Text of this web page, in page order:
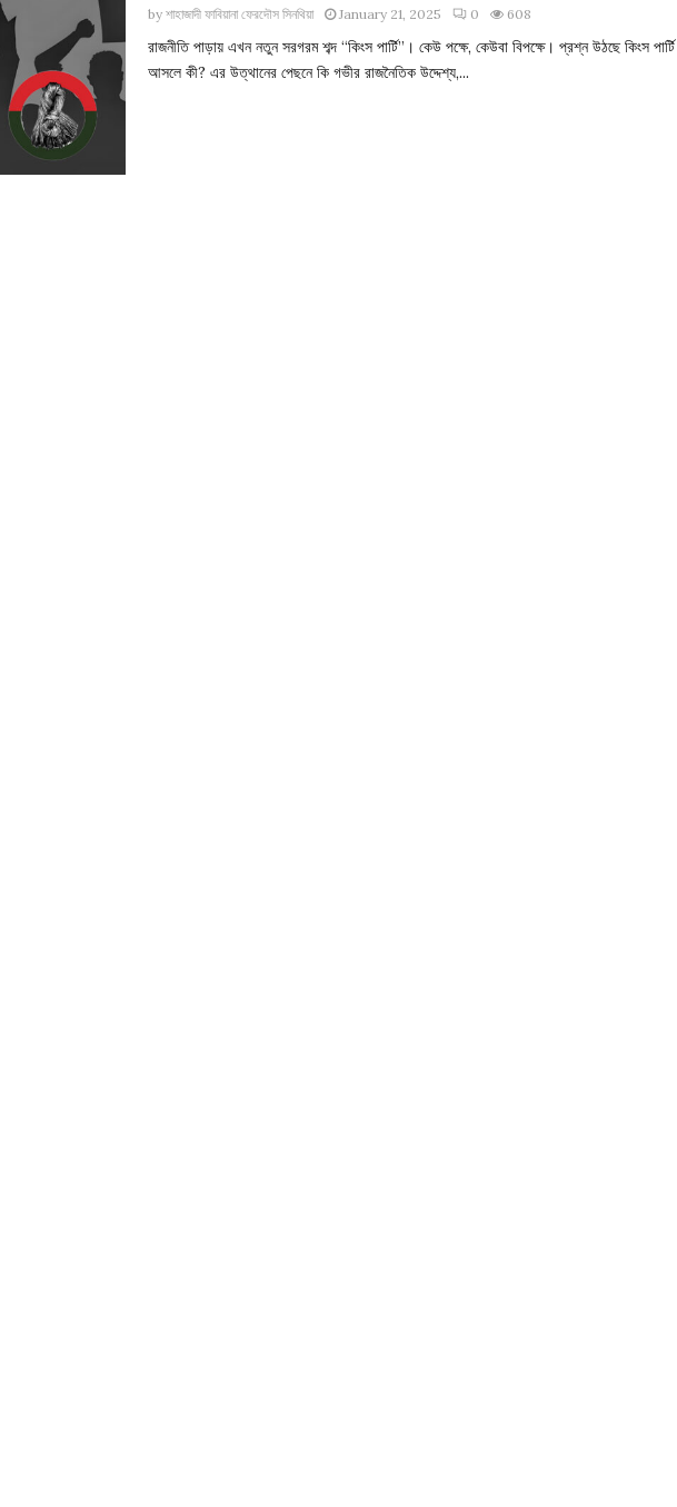
byশাহাজাদী ফাবিয়ানা ফেরদৌস সিনথিয়া January 21, 2025 0 608
রাজনীতি পাড়ায় এখন নতুন সরগরম শব্দ “কিংস পার্টি”। কেউ পক্ষে, কেউবা বিপক্ষে। প্রশ্ন উঠছে কিংস পার্টি
আসলে কী? এর উত্থানের পেছনে কি গভীর রাজনৈতিক উদ্দেশ্য,...